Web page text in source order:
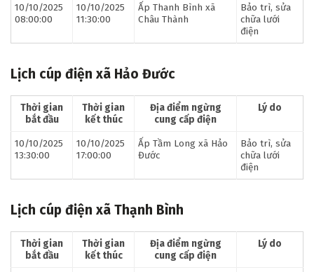
10/10/2025
08:00:00
10/10/2025
11:30:00
Ấp Thanh Bình xã
Châu Thành
Bảo trì, sửa
chữa lưới
điện
Lịch cúp điện xã Hảo Đước
Thời gian
bắt đầu
Thời gian
kết thúc
Địa điểm ngừng
cung cấp điện
Lý do
10/10/2025
13:30:00
10/10/2025
17:00:00
Ấp Tầm Long xã Hảo
Đước
Bảo trì, sửa
chữa lưới
điện
Lịch cúp điện xã Thạnh Bình
Thời gian
bắt đầu
Thời gian
kết thúc
Địa điểm ngừng
cung cấp điện
Lý do